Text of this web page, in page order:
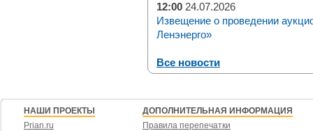
12:00 24.07.2026
Извещение о проведении
Ленэнерго»
Все новости
НАШИ ПРОЕКТЫ
Prian.ru
ДОПОЛНИТЕЛЬНАЯ ИНФОРМАЦИЯ
Правила перепечатки